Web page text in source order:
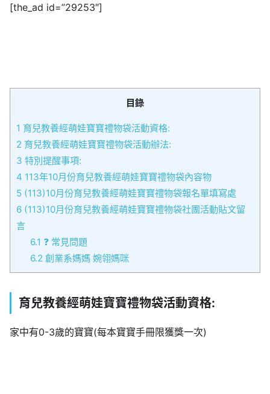
[the_ad id=”29253″]
目錄
1 育兒教養經萌娃寶寶禮物袋活動資格:
2 育兒教養經萌娃寶寶禮物袋活動辦法:
3 特別提醒事項:
4 113年10月份育兒教養經萌娃寶寶禮物袋內容物
5 (113)10月份育兒教養經萌娃寶寶禮物袋報名單填寫處
6 (113)10月份育兒教養經萌娃寶寶禮物袋社團活動貼文留
言
6.1 ❓ 常見問題
6.2 創業系媽媽 婉翎媽咪
育兒教養經萌娃寶寶禮物袋活動資格:
家中有0-3歲的寶寶(每本寶寶手冊限獲獎一次)